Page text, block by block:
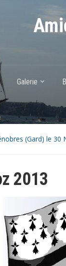
Galerie
(Gard) le 30
2013